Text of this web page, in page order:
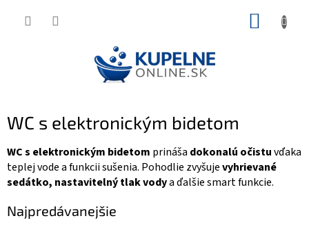
WC s elektronickým bidetom
WC s elektronickým bidetom prináša dokonalú očistuvďaka
teplej vode a funkcii sušenia. Pohodlie zvyšujevyhrievané
sedátko, nastavitelný tlak vodya ďalšie smart funkcie.
Najpredávanejšie